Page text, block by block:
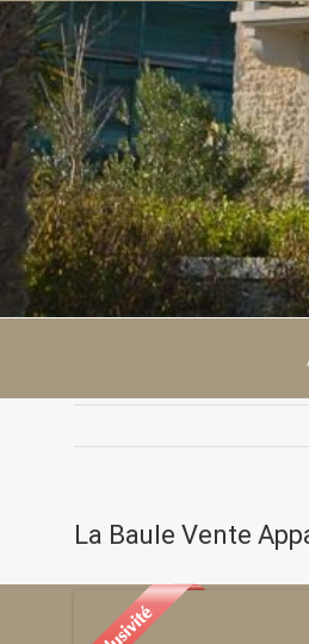
Passer
au
contenu
La Baule Vente